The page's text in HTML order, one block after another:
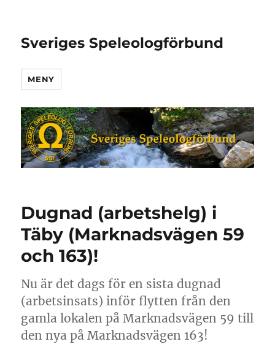
Sveriges Speleologförbund
MENY
Dugnad (arbetshelg) i
Täby (Marknadsvägen 59
och 163)!
Nu är det dags för en sista dugnad
(arbetsinsats) inför flytten från den
gamla lokalen på Marknadsvägen 59 till
den nya på Marknadsvägen 163!